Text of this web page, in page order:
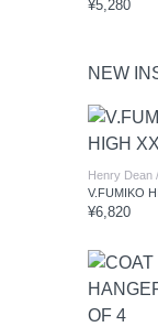
¥5,280
NEW
Henry Dean
V.FUMIKO
¥6,820